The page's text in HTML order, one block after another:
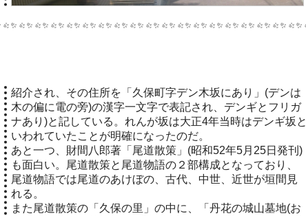
紹介され、その住所を「久保町字デン木坂にあり」(デンは
木の偏に電の旁)の漢字一文字で表記され、デンギとフリガ
ナあり)と記している。れんが坂は大正4年当時はデンギ坂と
いわれていたことが明確になったのだ。
あと一つ、財間八郎著「尾道散策」(昭和52年5月25日発刊)
も面白い。尾道散策と尾道物語の２部構成となっており、
尾道物語では尾道のあけぼの、古代、中世、近世が垣間見
れる。
また尾道散策の「久保の里」の中に、「丹花の城山墓地(お